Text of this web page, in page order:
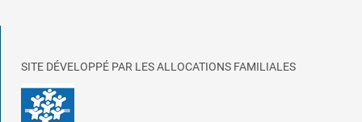
SITE DÉVELOPPÉ PAR LES ALLOCATIONS FAMILIALES